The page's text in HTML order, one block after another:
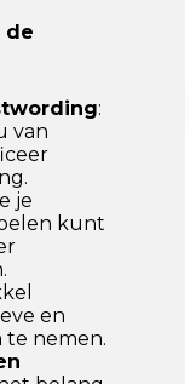
de
:
van
je
kunt
en
te nemen.